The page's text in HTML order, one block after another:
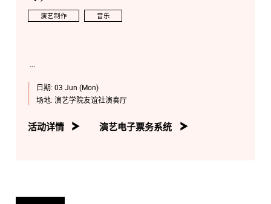
演艺制作 音乐
日期: 03 Jun (Mon)
场地: 演艺学院友谊社演奏厅
活动详情 演艺电子票务系统